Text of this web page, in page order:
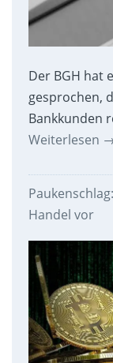
Der BGH hat
gesprochen,
Bankkunden
Weiterlesen
Handel vor